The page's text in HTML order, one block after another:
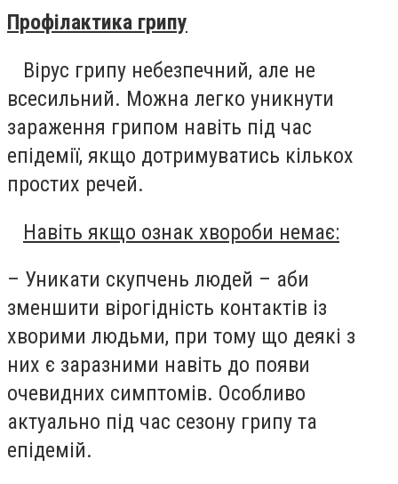
Профілактика грипу
Вірус грипу небезпечний, але не
всесильний. Можна легко уникнути
зараження грипом навіть під час
епідемії, якщо дотримуватись кількох
простих речей.
Навіть якщо ознак хвороби немає:
– Уникати скупчень людей – аби
зменшити вірогідність контактів із
хворими людьми, при тому що деякі з
них є заразними навіть до появи
очевидних симптомів. Особливо
актуально під час сезону грипу та
епідемій.